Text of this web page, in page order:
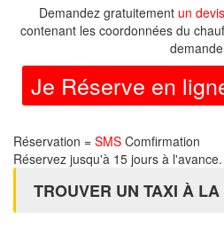
Demandez gratuitement un devis
contenant les coordonnées du
Je Réserve en
Réservation = SMS Comfirmation
Réservez jusqu'à 15 jours à l'avance.
TROUVER UN TAXI À